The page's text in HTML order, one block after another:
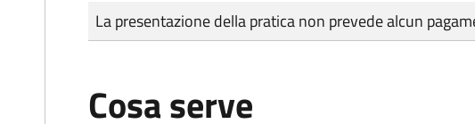
Tipo di pagamento
Importo
La presentazione della pratica non prevede alcun
Cosa serve